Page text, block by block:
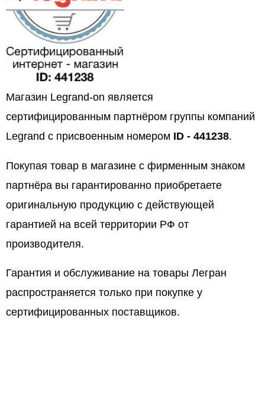
Магазин Legrand-on является
сертифицированным партнёром группы компаний
Legrand с присвоенным номером ID - 441238.
Покупая товар в магазине с фирменным знаком
партнёра вы гарантированно приобретаете
оригинальную продукцию с действующей
гарантией на всей территории РФ от
производителя.
Гарантия и обслуживание на товары Легран
распространяется только при покупке у
сертифицированных поставщиков.